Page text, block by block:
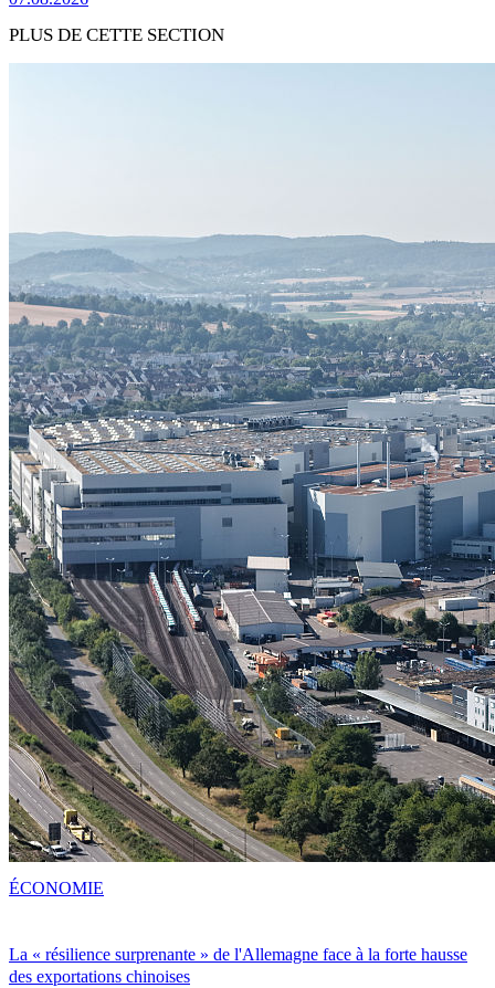
PLUS DE CETTE SECTION
La « résilience surprenante » de l'Allemagne face à la forte hausse
des exportations chinoises
ÉCONOMIE